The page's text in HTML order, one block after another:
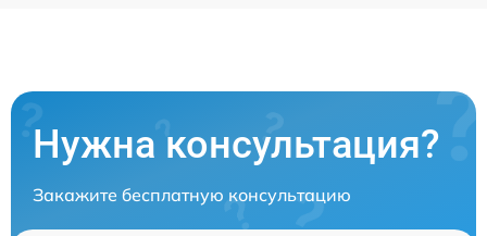
Нужна консультация?
Закажите бесплатную консультацию